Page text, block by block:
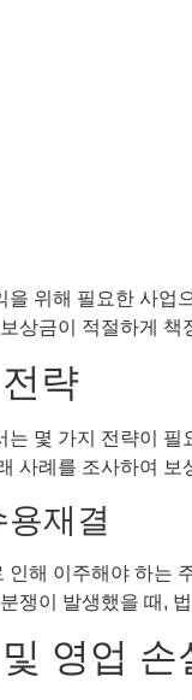
을 위해 필요한 사업
상금이 적절하게
략
는 몇 가지 전략이
사례를 조사하여
재결
인해 이주해야 하는
쟁이 발생했을 때,
영업 손